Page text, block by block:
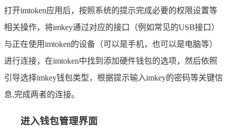
打开imtoken应用后，按照系统的提示完成必要的权限设置等
相关操作，将imkey通过对应的接口（例如常见的USB接口）
与正在使用imtoken的设备（可以是手机，也可以是电脑等）
进行连接，在imtoken中找到添加硬件钱包的选项，然后依照
引导选择imkey钱包类型，根据提示输入imkey的密码等关键信
息,完成两者的连接。
进入钱包管理界面